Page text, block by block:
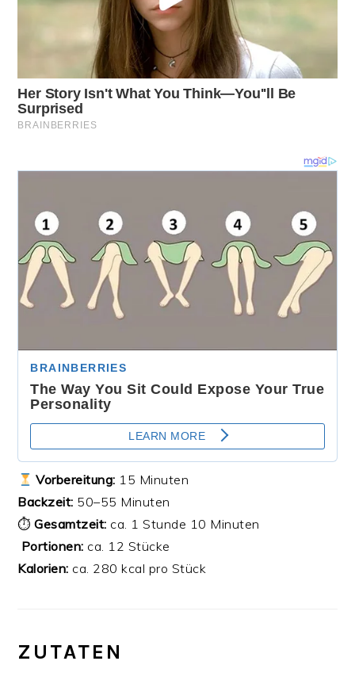
Vorbereitung: 15 Minuten
Backzeit: 50–55 Minuten
⏱Gesamtzeit: ca. 1 Stunde 10 Minuten
Portionen: ca. 12 Stücke
Kalorien: ca. 280 kcal pro Stück
ZUTATEN